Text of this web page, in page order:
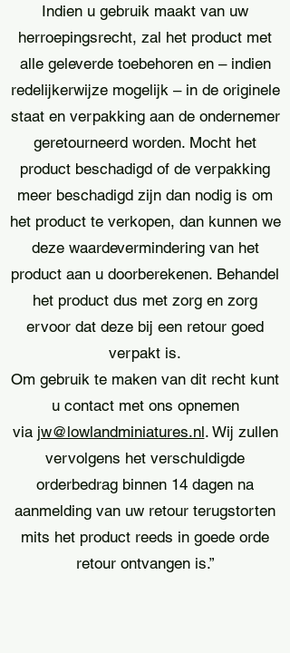
Indien u gebruik maakt van uw
herroepingsrecht, zal het product met
alle geleverde toebehoren en – indien
redelijkerwijze mogelijk – in de originele
staat en verpakking aan de ondernemer
geretourneerd worden. Mocht het
product beschadigd of de verpakking
meer beschadigd zijn dan nodig is om
het product te verkopen, dan kunnen we
deze waardevermindering van het
product aan u doorberekenen. Behandel
het product dus met zorg en zorg
ervoor dat deze bij een retour goed
verpakt is.
Om gebruik te maken van dit recht kunt
u contact met ons opnemen
via jw@lowlandminiatures.nl. Wij zullen
vervolgens het verschuldigde
orderbedrag binnen 14 dagen na
aanmelding van uw retour terugstorten
mits het product reeds in goede orde
retour ontvangen is.”